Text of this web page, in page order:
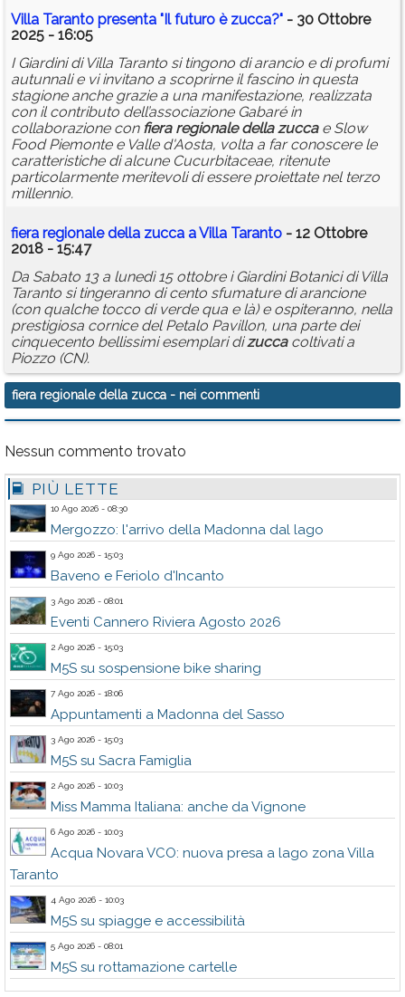
Villa Taranto presenta "Il futuro è zucca?" - 30 Ottobre
2025 - 16:05
I Giardini di Villa Taranto si tingono di arancio e di profumi
autunnali e vi invitano a scoprirne il fascino in questa
stagione anche grazie a una manifestazione, realizzata
con il contributo dell’associazione Gabaré in
collaborazione con fiera regionale della zuccae Slow
Food Piemonte e Valle d'Aosta, volta a far conoscere le
caratteristiche di alcune Cucurbitaceae, ritenute
particolarmente meritevoli di essere proiettate nel terzo
millennio.
fiera regionale della zucca a Villa Taranto - 12 Ottobre
2018 - 15:47
Da Sabato 13 a lunedì 15 ottobre i Giardini Botanici di Villa
Taranto si tingeranno di cento sfumature di arancione
(con qualche tocco di verde qua e là) e ospiteranno, nella
prestigiosa cornice del Petalo Pavillon, una parte dei
cinquecento bellissimi esemplari dizuccacoltivati a
Piozzo (CN).
fiera regionale della zucca - nei commenti
Nessun commento trovato
PIÙ LETTE
10 Ago 2026 - 08:30
Mergozzo: l'arrivo della Madonna dal lago
9 Ago 2026 - 15:03
Baveno e Feriolo d'Incanto
3 Ago 2026 - 08:01
Eventi Cannero Riviera Agosto 2026
2 Ago 2026 - 15:03
M5S su sospensione bike sharing
7 Ago 2026 - 18:06
Appuntamenti a Madonna del Sasso
3 Ago 2026 - 15:03
M5S su Sacra Famiglia
2 Ago 2026 - 10:03
Miss Mamma Italiana: anche da Vignone
6 Ago 2026 - 10:03
Acqua Novara VCO: nuova presa a lago zona Villa
Taranto
4 Ago 2026 - 10:03
M5S su spiagge e accessibilità
5 Ago 2026 - 08:01
M5S su rottamazione cartelle